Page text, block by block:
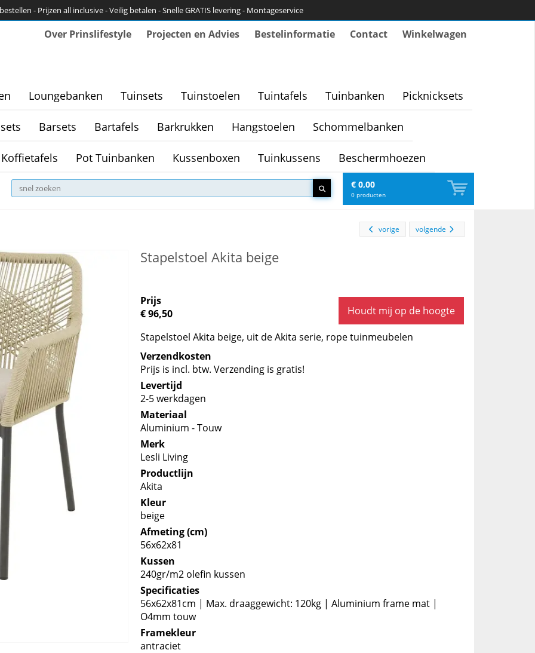
- Prijzen all inclusive - Veilig betalen - Snelle GRATIS levering - Montageservice
Over Prinslifestyle Projecten en Advies Bestelinformatie Contact Winkelwagen
Loungebanken Tuinsets Tuinstoelen Tuintafels Tuinbanken Picknicksets
Barsets Bartafels Barkrukken Hangstoelen Schommelbanken
Koffietafels Pot Tuinbanken Kussenboxen Tuinkussens Beschermhoezen
€ 0,00
0 producten
volgende
vorige
Stapelstoel Akita beige
Prijs
€ 96,50
Houdt mij op de hoogte
Stapelstoel Akita beige, uit de Akita serie, rope tuinmeubelen
Verzendkosten
Prijs is incl. btw. Verzending is gratis!
Levertijd
2-5 werkdagen
Materiaal
Aluminium - Touw
Merk
Lesli Living
Productlijn
Akita
Kleur
beige
Afmeting (cm)
56x62x81
Kussen
240gr/m2 olefin kussen
Specificaties
56x62x81cm | Max. draaggewicht: 120kg | Aluminium frame mat |
O4mm touw
Framekleur
antraciet